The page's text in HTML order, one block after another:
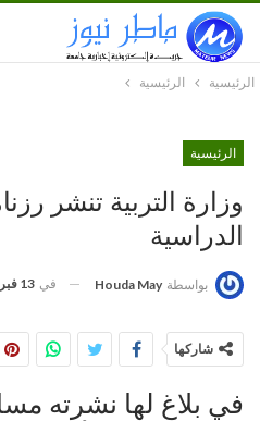
الرئيسية الرئيسية
الرئيسية
وزارة التربية تنشر
الدراسية
بواسطة Houda May في 13 فبراير 2019
شاركها